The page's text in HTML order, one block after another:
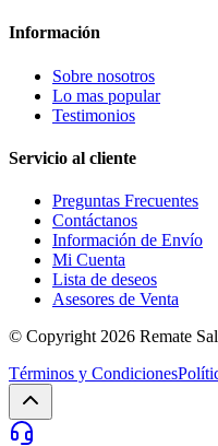
Información
Sobre nosotros
Lo mas popular
Testimonios
Servicio al cliente
Preguntas Frecuentes
Contáctanos
Información de Envío
Mi Cuenta
Lista de deseos
Asesores de Venta
© Copyright 2026 Remate
Términos y Condiciones